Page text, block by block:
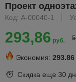
Проект
Код: А-00040-1
293,86 руб.
Экономия:
Скидка еще 30